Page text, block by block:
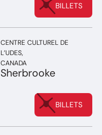
BILLETS
CENTRE CULTUREL DE
L’UDES,
CANADA
Sherbrooke
BILLETS